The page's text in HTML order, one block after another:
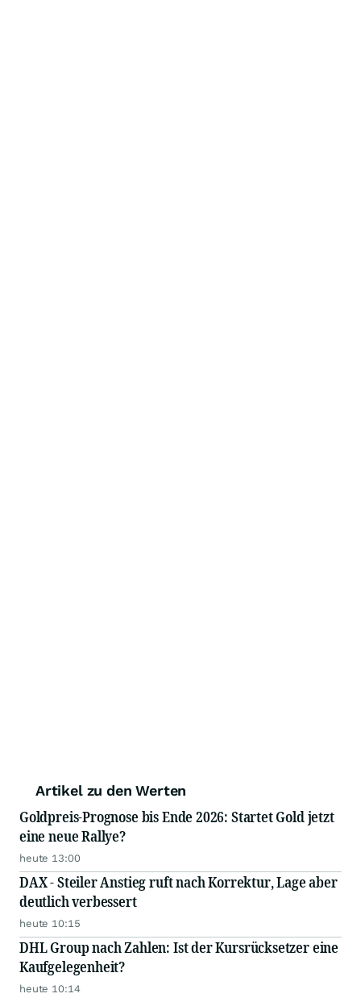
Artikel zu den Werten
Goldpreis-Prognose bis Ende 2026: Startet Gold jetzt
eine neue Rallye?
heute 13:00
DAX - Steiler Anstieg ruft nach Korrektur, Lage aber
deutlich verbessert
heute 10:15
DHL Group nach Zahlen: Ist der Kursrücksetzer eine
Kaufgelegenheit?
heute 10:14